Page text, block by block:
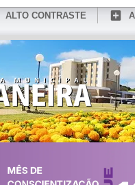
ALTO CONTRASTE